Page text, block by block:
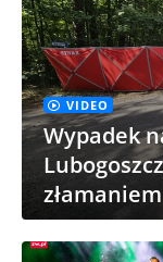
VIDEO
Wypadek